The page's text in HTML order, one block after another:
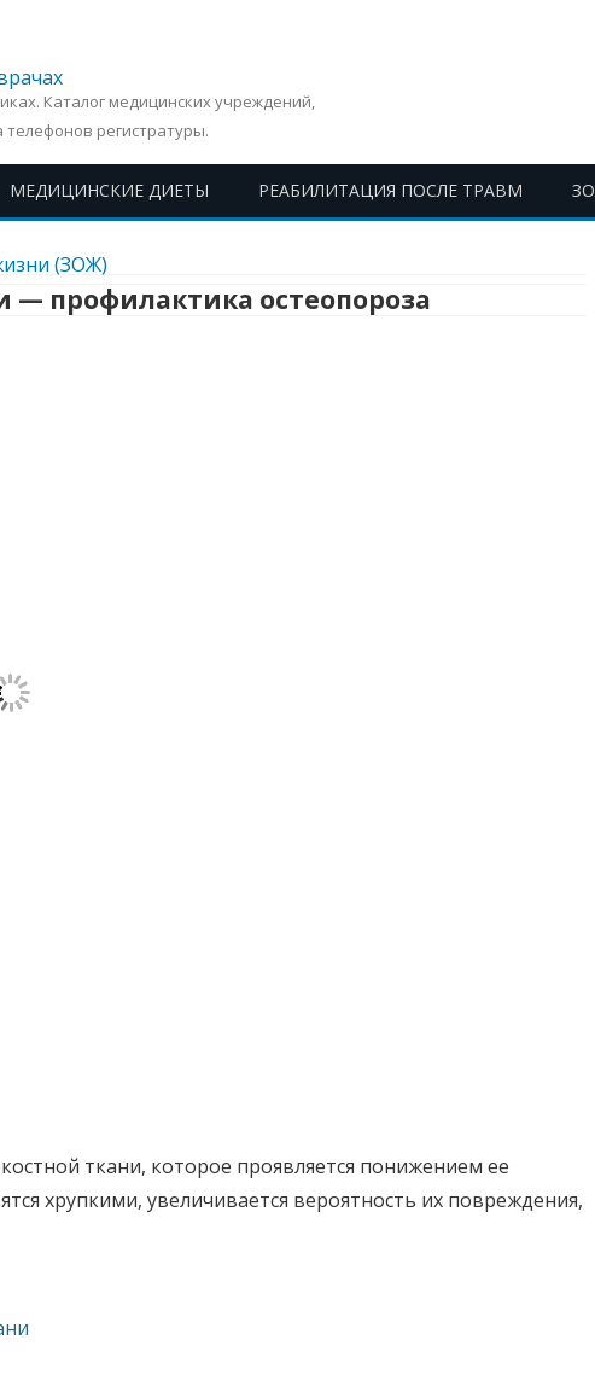
Каталог медицинских учреждений,
регистратуры.
МЕДИЦИНСКИЕ ДИЕТЫ РЕАБИЛИТАЦИЯ ПОСЛЕ ТРАВМ
Перейти
(ЗОЖ)
— профилактика остеопороза
ткани, которое проявляется понижением ее
хрупкими, увеличивается вероятность их повреждения,